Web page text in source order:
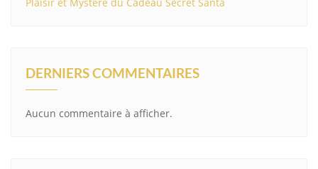
DERNIERS COMMENTAIRES
Aucun commentaire à afficher.